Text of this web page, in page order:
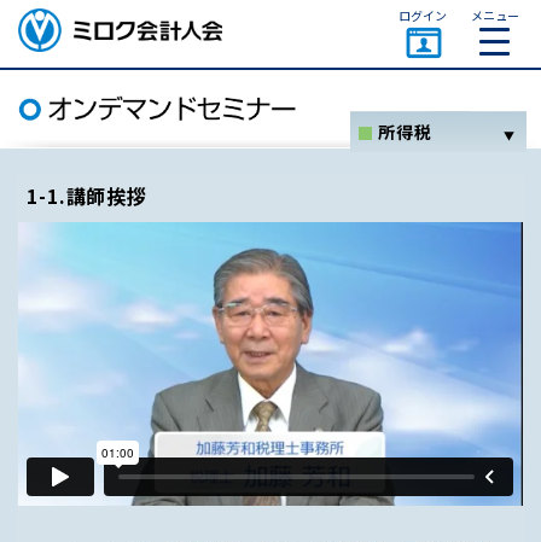
ミロク会計人会 MIROKU
ACCOUNTING PERSON
ASSOCIATION
ログイン メニュー
消費税
所得税
その他
セミナー一覧
オンデマンドセミナーとは
1-1.講師挨拶